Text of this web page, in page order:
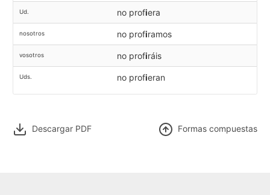
Ud. no profiera
nosotros no profiramos
vosotros no profiráis
Uds. no profieran
Descargar PDF Formas compuestas